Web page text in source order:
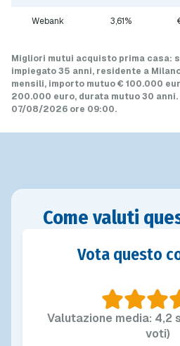
Webank 3,61%
Migliori mutui acquisto prima casa:
impiegato 35 anni, residente a
mensili, importo mutuo€ 100.000
200.000 euro, durata mutuo30 anni.
07/08/2026 ore 09:00.
Come valuti
Vota questo
Valutazione media: 4,2
voti)